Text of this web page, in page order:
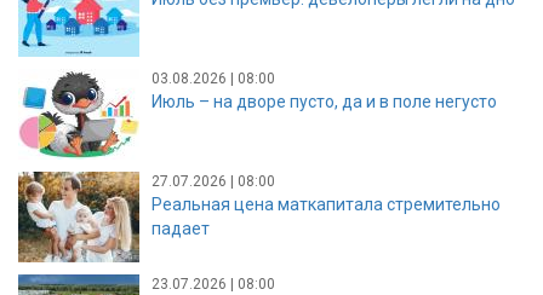
03.08.2026 | 08:00
Июль – на дворе пусто, да и в поле негусто
27.07.2026 | 08:00
Реальная цена маткапитала стремительно
падает
23.07.2026 | 08:00